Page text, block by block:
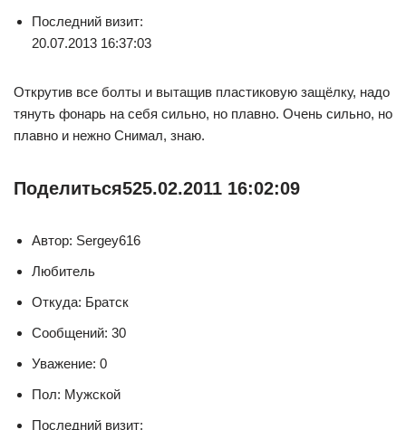
Последний визит:
20.07.2013 16:37:03
Открутив все болты и вытащив пластиковую защёлку, надо
тянуть фонарь на себя сильно, но плавно. Очень сильно, но
плавно и нежно Снимал, знаю.
Поделиться525.02.2011 16:02:09
Автор: Sergey616
Любитель
Откуда: Братск
Сообщений: 30
Уважение: 0
Пол: Мужской
Последний визит: